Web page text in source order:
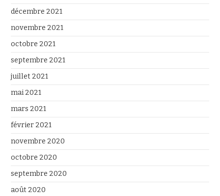
décembre 2021
novembre 2021
octobre 2021
septembre 2021
juillet 2021
mai 2021
mars 2021
février 2021
novembre 2020
octobre 2020
septembre 2020
août 2020